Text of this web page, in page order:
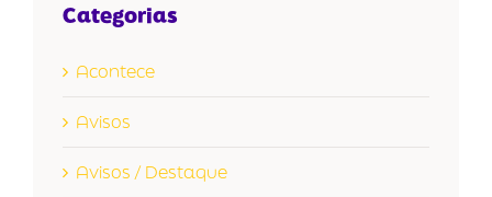
Categorias
Acontece
Avisos
Avisos / Destaque